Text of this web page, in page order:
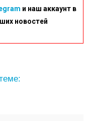
и наш аккаунт в
новостей